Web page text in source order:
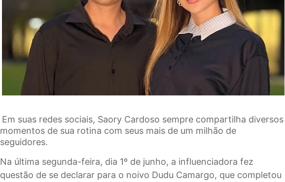
Em suas redes sociais, Saory Cardoso sempre compartilha diversos
momentos de sua rotina com seus mais de um milhão de
seguidores.
Na última segunda-feira, dia 1º de junho, a influenciadora fez
questão de se declarar para o noivo Dudu Camargo, que completou